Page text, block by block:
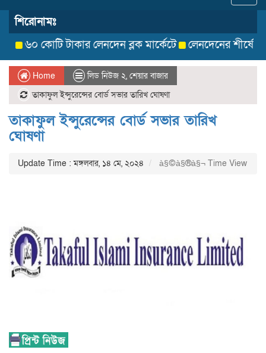
শিরোনামঃ
৬০ কোটি টাকার লেনদেন ব্লক মার্কেটে
লেনদেনের শীর্ষে উঠে
Home লিড নিউজ ২, শেয়ার বাজার
তাকাফুল ইন্সুরেন্সের বোর্ড সভার তারিখ ঘোষণা
তাকাফুল ইন্সুরেন্সের বোর্ড সভার তারিখ
ঘোষণা
Update Time : মঙ্গলবার, ১৪ মে, ২০২৪ à§©à§®à§¬ Time View